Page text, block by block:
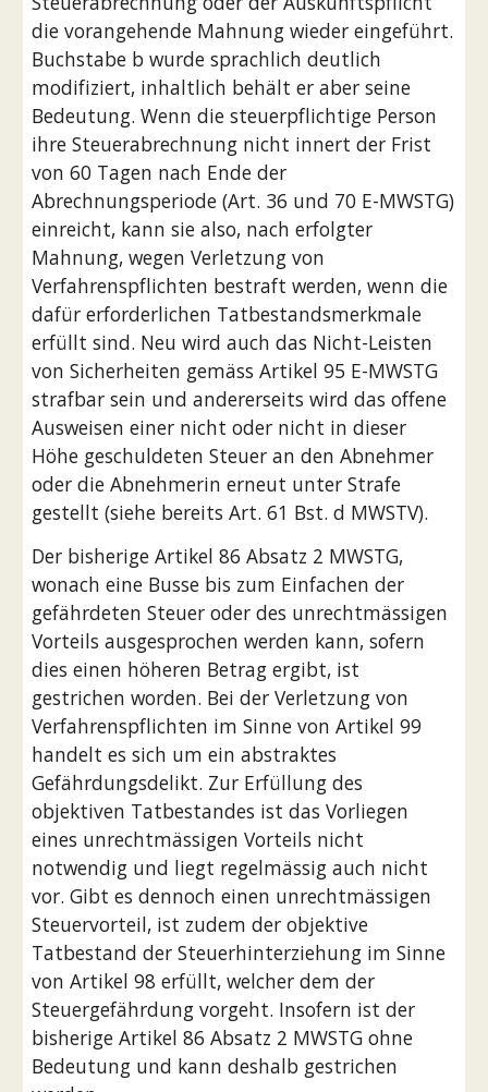
die vorangehende Mahnung wieder eingeführt.
Buchstabe b wurde sprachlich deutlich
modifiziert, inhaltlich behält er aber seine
Bedeutung. Wenn die steuerpflichtige Person
ihre Steuerabrechnung nicht innert der Frist
von 60 Tagen nach Ende der
Abrechnungsperiode (Art. 36 und 70 E-MWSTG)
einreicht, kann sie also, nach erfolgter
Mahnung, wegen Verletzung von
Verfahrenspflichten bestraft werden, wenn die
dafür erforderlichen Tatbestandsmerkmale
erfüllt sind. Neu wird auch das Nicht-Leisten
von Sicherheiten gemäss Artikel 95 E-MWSTG
strafbar sein und andererseits wird das offene
Ausweisen einer nicht oder nicht in dieser
Höhe geschuldeten Steuer an den Abnehmer
oder die Abnehmerin erneut unter Strafe
gestellt (siehe bereits Art. 61 Bst. d MWSTV).
Der bisherige Artikel 86 Absatz 2 MWSTG,
wonach eine Busse bis zum Einfachen der
gefährdeten Steuer oder des unrechtmässigen
Vorteils ausgesprochen werden kann, sofern
dies einen höheren Betrag ergibt, ist
gestrichen worden. Bei der Verletzung von
Verfahrenspflichten im Sinne von Artikel 99
handelt es sich um ein abstraktes
Gefährdungsdelikt. Zur Erfüllung des
objektiven Tatbestandes ist das Vorliegen
eines unrechtmässigen Vorteils nicht
notwendig und liegt regelmässig auch nicht
vor. Gibt es dennoch einen unrechtmässigen
Steuervorteil, ist zudem der objektive
Tatbestand der Steuerhinterziehung im Sinne
von Artikel 98 erfüllt, welcher dem der
Steuergefährdung vorgeht. Insofern ist der
bisherige Artikel 86 Absatz 2 MWSTG ohne
Bedeutung und kann deshalb gestrichen